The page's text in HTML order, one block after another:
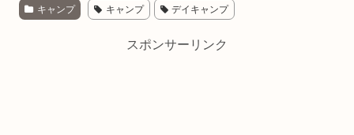
キャンプ キャンプ デイキャンプ
スポンサーリンク